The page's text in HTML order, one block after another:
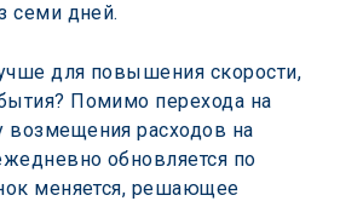
семи дней.
для повышения скорости,
Помимо перехода на
возмещения расходов на
обновляется по
меняется, решающее